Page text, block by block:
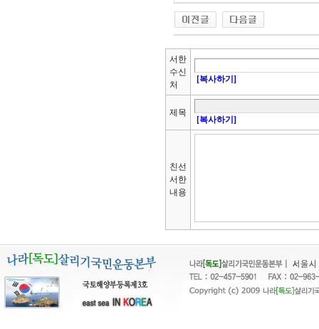
서한
수신
처
[복사하기]
제목
[복사하기]
친선
서한
내용